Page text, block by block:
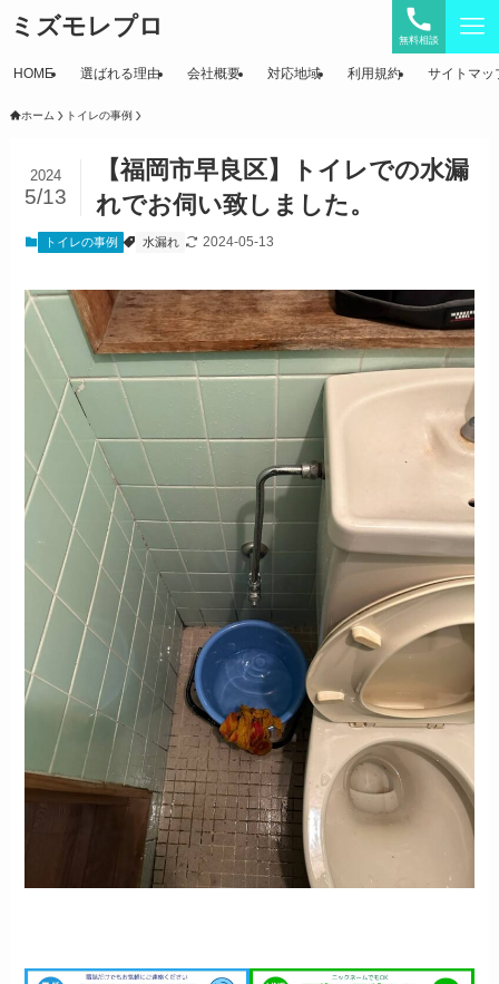
ミズモレプロ 無料相談
HOME 選ばれる理由 会社概要 対応地域 利用規約 サイトマッ
ホーム トイレの事例
【福岡市早良区】トイレでの水漏
れでお伺い致しました。
2024
5/13
トイレの事例 水漏れ 2024-05-13